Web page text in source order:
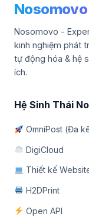
Nosomovo
Nosomovo -
kinh nghiệm phát
tự động hóa & hệ
ích.
Hệ Sinh Thái
OmniPost (Đa
DigiCloud
Thiết kế
H2DPrint
Open API